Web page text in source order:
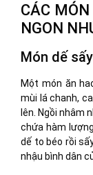
CÁC
NGON
Món dế
Một món ăn
mùi lá chanh,
lên. Ngồi nhâm
chứa hàm
dế to béo rồi
nhậu bình dân